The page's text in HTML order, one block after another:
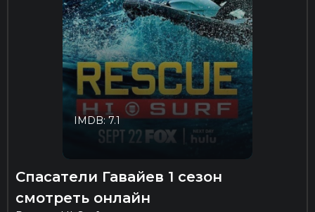
IMDB: 7.1
Спасатели Гавайев 1 сезон
смотреть онлайн